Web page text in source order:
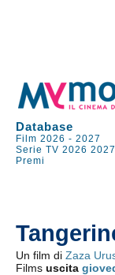
Database
Film 2026 -2027
Serie TV 2026 2027
Premi
Un film diZaza
Filmsuscita